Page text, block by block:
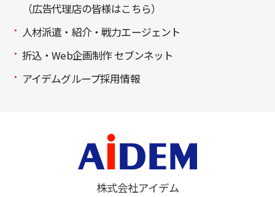
（広告代理店の皆様はこちら）
人材派遣・紹介・戦力エージェント
折込・Web企画制作 セブンネット
アイデムグループ採用情報
株式会社アイデム